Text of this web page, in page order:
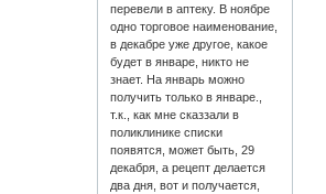
перевели в аптеку. В ноябре
одно торговое наименование,
в декабре уже другое, какое
будет в январе, никто не
знает. На январь можно
получить только в январе.,
т.к., как мне сказзали в
поликлинике списки
появятся, может быть, 29
декабря, а рецепт делается
два дня, вот и получается,